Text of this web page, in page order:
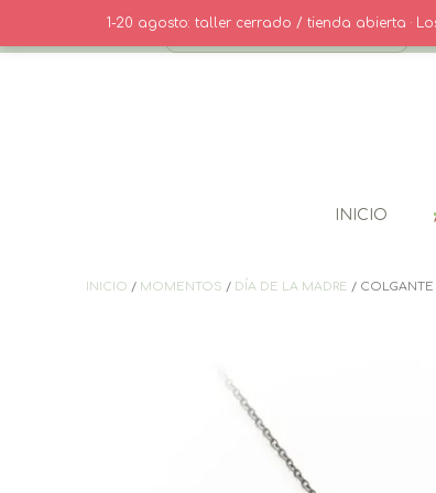
contenido
·
INICIO
INICIO / MOMENTOS / DÍA DE LA MADRE / COLGANTE
1-20 agosto: taller cerrado / tienda abierta ·